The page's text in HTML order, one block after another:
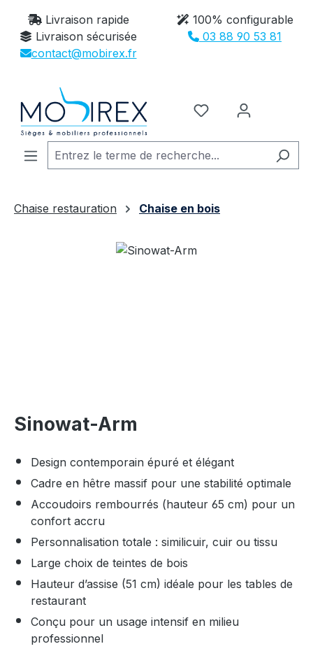
Passer au contenu principal
Livraison rapide
100% configurable
Livraison sécurisée
03 88 90 53 81
contact@mobirex.fr
Vous avez 0
Chaise restauration
Chaise en bois
Sinowat-Arm
Design contemporain épuré et élégant
Cadre en hêtre massif pour une stabilité optimale
Accoudoirs rembourrés (hauteur 65 cm) pour un
confort accru
Personnalisation totale : similicuir, cuir ou tissu
Large choix de teintes de bois
Hauteur d’assise (51 cm) idéale pour les tables de
restaurant
Conçu pour un usage intensif en milieu
professionnel